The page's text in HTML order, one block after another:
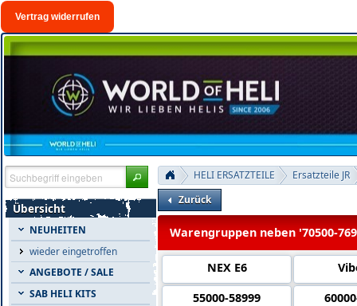
Vertrag widerrufen
Übersicht
NEUHEITEN
wieder eingetroffen
ANGEBOTE / SALE
SAB HELI KITS
HELI ERSATZTEILE
Ersatzteile JR
Zurück
Warengruppen neben '70500-
NEX E6
55000-58999